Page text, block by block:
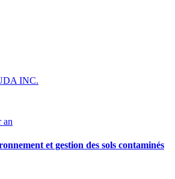
INC.
an
et gestion des sols contaminés